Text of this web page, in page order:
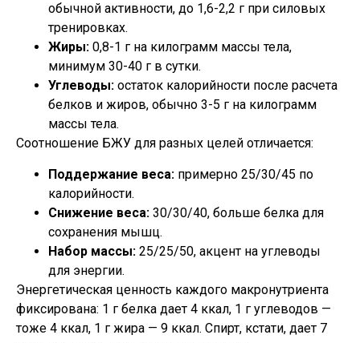
обычной активности, до 1,6-2,2 г при силовых
тренировках.
Жиры: 0,8-1 г на килограмм массы тела,
минимум 30-40 г в сутки.
Углеводы: остаток калорийности после расчета
белков и жиров, обычно 3-5 г на килограмм
массы тела.
Соотношение БЖУ для разных целей отличается:
Поддержание веса: примерно 25/30/45 по
калорийности.
Снижение веса: 30/30/40, больше белка для
сохранения мышц.
Набор массы: 25/25/50, акцент на углеводы
для энергии.
Энергетическая ценность каждого макронутриента
фиксирована: 1 г белка дает 4 ккал, 1 г углеводов —
тоже 4 ккал, 1 г жира — 9 ккал. Спирт, кстати, дает 7